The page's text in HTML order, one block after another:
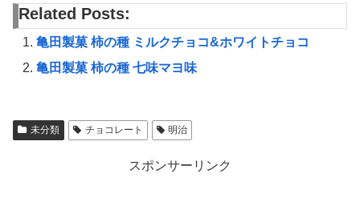
Related Posts:
亀田製菓 柿の種 ミルクチョコ&ホワイトチョコ
亀田製菓 柿の種 七味マヨ味
未分類 チョコレート 明治
スポンサーリンク